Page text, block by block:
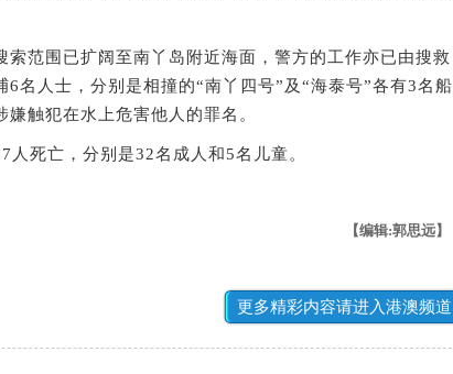
范围已扩阔至南丫岛附近海面，警方的工作亦已由搜救
6名人士，分别是相撞的“南丫四号”及“海泰号”各有3名船
触犯在水上危害他人的罪名。
死亡，分别是32名成人和5名儿童。
【编辑:郭思远】
更多精彩内容请进入港澳频道